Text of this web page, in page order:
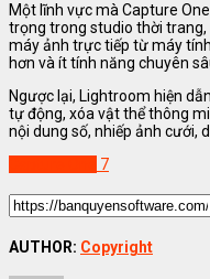
Một lĩnh vực mà Capture
trọng trong studio thời trang,
máy ảnh trực tiếp từ máy
hơn và ít tính năng chuyên
Ngược lại, Lightroom hiện
tự động, xóa vật thể thông
nội dung số, nhiếp ảnh cưới,
7
AUTHOR: Copyright